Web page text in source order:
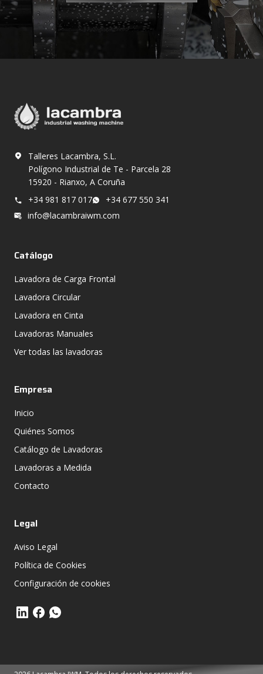
Talleres Lacambra, S.L.
Polígono Industrial de Te - Parcela 28
15920 - Rianxo, A Coruña
+34 981 817 017
+34 677 550 341
info@lacambraiwm.com
Catálogo
Lavadora de Carga Frontal
Lavadora Circular
Lavadora en Cinta
Lavadoras Manuales
Ver todas las lavadoras
Empresa
Inicio
Quiénes Somos
Catálogo de Lavadoras
Lavadoras a Medida
Contacto
Legal
Aviso Legal
Política de Cookies
Configuración de cookies